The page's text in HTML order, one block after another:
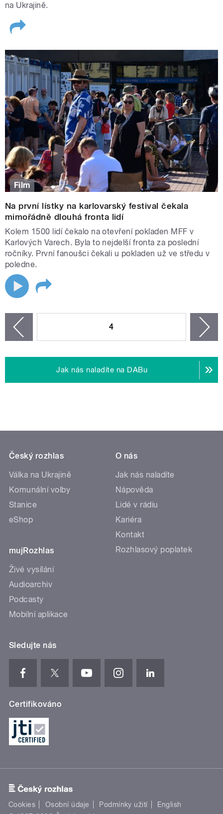
na Ukrajině.
Film
Na první lístky na karlovarský festival čekala
mimořádně dlouhá fronta lidí
Kolem 1500 lidí čekalo na otevření pokladen MFF v
Karlových Varech. Byla to nejdelší fronta za poslední
ročníky. První fanoušci čekali u pokladen už ve středu v
poledne.
4
Jak nás naladíte na DABu
Český rozhlas
Válka na Ukrajině
Komunální volby
Stanice
eShop
mujRozhlas
Živé vysílání
Audioarchiv
Podcasty
Mobilní aplikace
O nás
Jak nás naladíte
Nápověda
Lidé v rádiu
Kariéra
Kontakt
Rozhlasový poplatek
Sledujte nás
Certifikováno
Cookies Osobní údaje Podmínky užití
English